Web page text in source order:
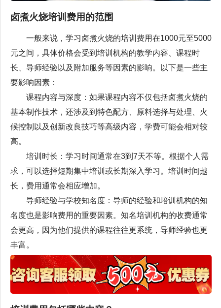
卤煮火烧培训费用的范围
一般来说，学习卤煮火烧的培训费用在1000元至5000
元之间，具体价格会受到培训机构的教学内容、课程时
长、导师经验以及附加服务等因素的影响。以下是一些主
要影响因素：
课程内容与深度：如果课程内容不仅包括卤煮火烧的
基本制作技术，还涉及到特色配方、原料选择与处理、火
候控制以及创新改良技巧等高级内容，学费可能会相对较
高。
培训时长：学习时间通常在3到7天不等。根据个人需
求，可以选择短期集中培训或长期深入学习。培训时间越
长，费用通常会相应增加。
导师经验与学校知名度：导师的经验和培训机构的知
名度也是影响费用的重要因素。知名培训机构的收费通常
会更高，因为他们提供的课程往往更系统，导师经验也更
丰富。